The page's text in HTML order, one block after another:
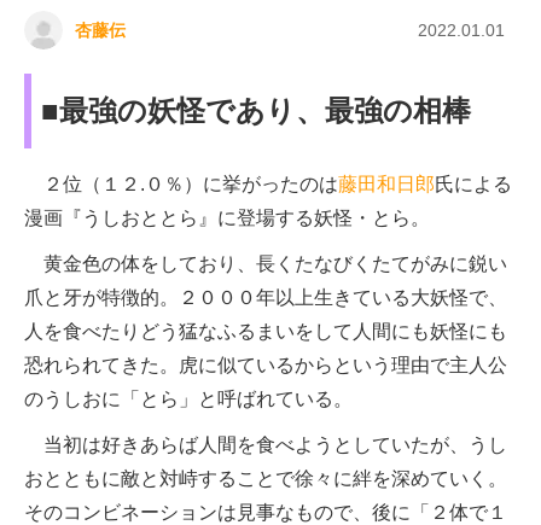
杏藤伝 2022.01.01
■最強の妖怪であり、最強の相棒
２位（１２.０％）に挙がったのは藤田和日郎氏による
漫画『うしおととら』に登場する妖怪・とら。
黄金色の体をしており、長くたなびくたてがみに鋭い
爪と牙が特徴的。２０００年以上生きている大妖怪で、
人を食べたりどう猛なふるまいをして人間にも妖怪にも
恐れられてきた。虎に似ているからという理由で主人公
のうしおに「とら」と呼ばれている。
当初は好きあらば人間を食べようとしていたが、うし
おとともに敵と対峙することで徐々に絆を深めていく。
そのコンビネーションは見事なもので、後に「２体で１